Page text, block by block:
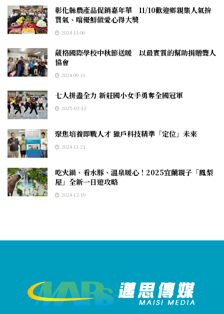
彰化縣農產品促銷嘉年華 11/10歡迎鄉親集人氣拚
買氣、嚐優鮮做愛心得大獎
2024-11-06
葳格國際學校中秋節送暖 以最實質的幫助捐贈聾人
協會
2024-09-11
七人拼盡全力 新莊國小女手勇奪全國冠軍
2025-03-12
聚焦培養即戰人才 獵戶科技精準「定位」未來
2024-11-21
吃火鍋、看水豚、溫泉暖心！2025宜蘭親子「鳳梨
屋」全新一日遊攻略
2024-12-19